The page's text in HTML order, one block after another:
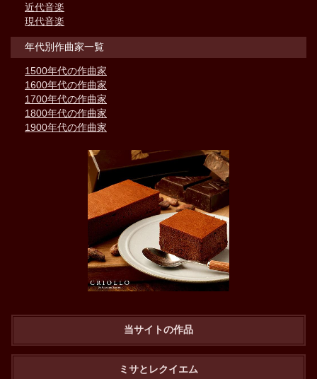
近代音楽
現代音楽
年代別作曲家一覧
1500年代の作曲家
1600年代の作曲家
1700年代の作曲家
1800年代の作曲家
1900年代の作曲家
当サイトの作品
ミサとレクイエム